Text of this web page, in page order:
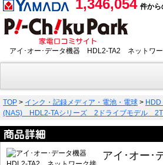
1,346,054 件か
アイ･オー･データ機器 HDL2-TA2 ネットワ
TOP > インク・記録メディア・電池・電球 >
(NAS) HDL2-TAシリーズ 2ドライブモデル
アイ･オー･